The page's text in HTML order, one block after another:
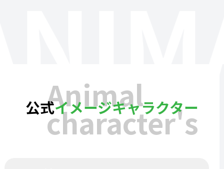
公式イメージキャラクター
Animal
character's